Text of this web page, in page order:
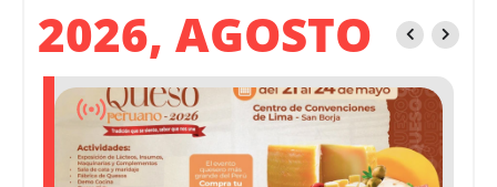
2026, AGOSTO